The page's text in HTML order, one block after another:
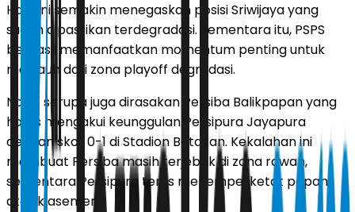
Hasil ini semakin menegaskan posisi Sriwijaya yang
sudah dipastikan terdegradasi. Sementara itu, PSPS
berhasil memanfaatkan momentum penting untuk
menjauh dari zona playoff degradasi.
Nasib serupa juga dirasakan Persiba Balikpapan yang
harus mengakui keunggulan Persipura Jayapura
dengan skor 0-1 di Stadion Batakan. Kekalahan ini
membuat Persiba masih terjebak di zona rawan,
sementara Persipura terus menempel ketat papan
atas klasemen.